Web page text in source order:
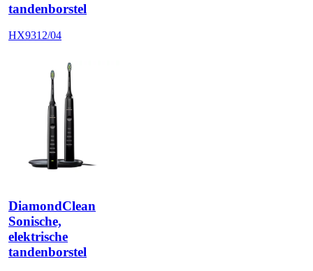
tandenborstel
HX9312/04
DiamondClean
Sonische,
elektrische
tandenborstel